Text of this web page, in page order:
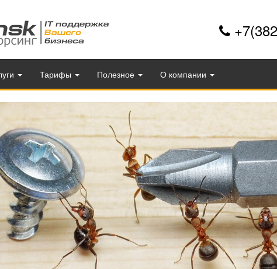
Тарифы Полезное О компании